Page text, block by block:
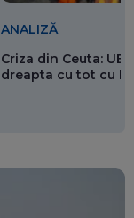
ANALIZĂ
Criza din Ceuta: UE
dreapta cu tot cu